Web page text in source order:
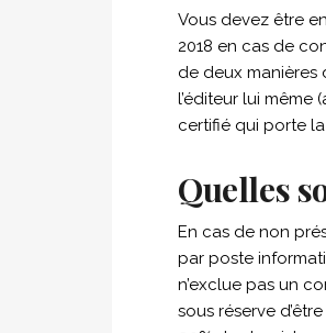
Vous devez être
2018 en cas de
de deux manières
l’éditeur lui même
certifié qui porte
Quelles
En cas de non
par poste
n’exclue pas un
sous réserve